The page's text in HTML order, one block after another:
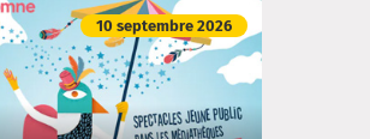
10 septembre 2026